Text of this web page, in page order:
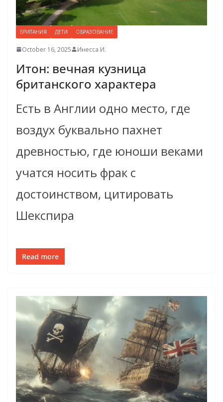
БРИТАНИЯ ДЕТИ ОБРАЗОВАНИЕ
October 16, 2025 Инесса И.
Итон: вечная кузница
британского характера
Есть в Англии одно место, где
воздух буквально пахнет
древностью, где юноши веками
учатся носить фрак с
достоинством, цитировать
Шекспира
Read more